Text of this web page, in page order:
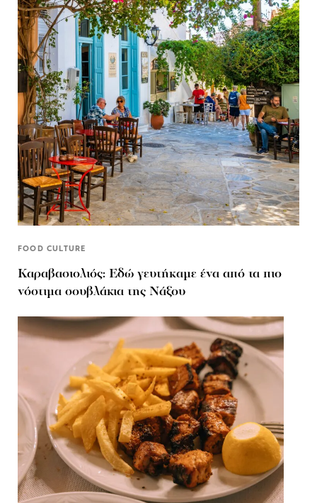
FOOD CULTURE
Καραβασιολιός: Εδώ γευτήκαμε ένα από τα πιο
νόστιμα σουβλάκια της Νάξου